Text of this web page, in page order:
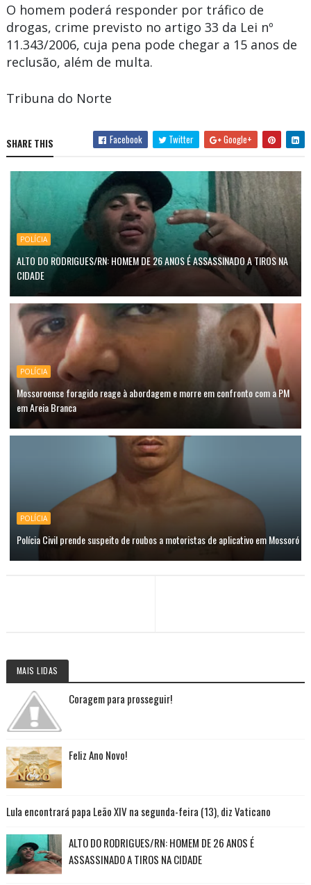
O homem poderá responder por tráfico de
drogas, crime previsto no artigo 33 da Lei nº
11.343/2006, cuja pena pode chegar a 15 anos de
reclusão, além de multa.
Tribuna do Norte
SHARE THIS Facebook Twitter Google+
POLÍCIA
ALTO DO RODRIGUES/RN: HOMEM DE 26 ANOS É ASSASSINADO A TIROS NA
CIDADE
POLÍCIA
Mossoroense foragido reage à abordagem e morre em confronto com a PM
em Areia Branca
POLÍCIA
Polícia Civil prende suspeito de roubos a motoristas de aplicativo em Mossoró
MAIS LIDAS
Coragem para prosseguir!
Feliz Ano Novo!
Lula encontrará papa Leão XIV na segunda-feira (13), diz Vaticano
ALTO DO RODRIGUES/RN: HOMEM DE 26 ANOS É
ASSASSINADO A TIROS NA CIDADE